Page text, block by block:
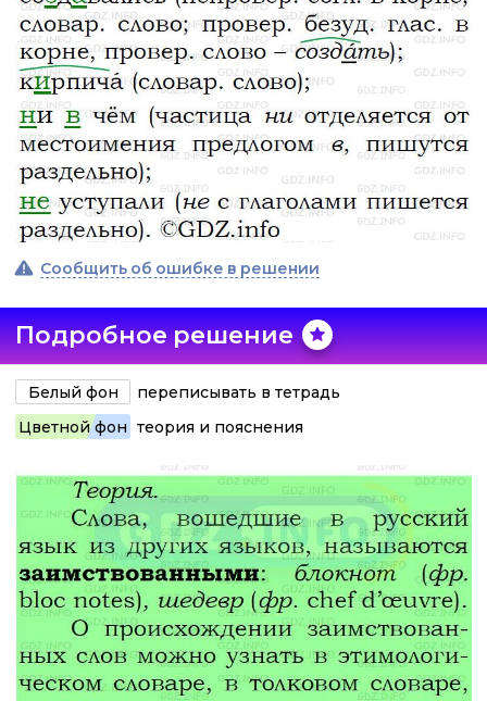
Сообщить об ошибке в решении
Подробное решение
Белый фон
переписывать в тетрадь
Цветной фон теория и пояснения